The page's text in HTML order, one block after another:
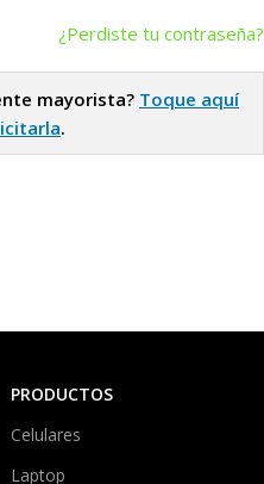
¿Perdiste tu contraseña?
mayorista? Toque aquí
.
PRODUCTOS
Celulares
Laptop